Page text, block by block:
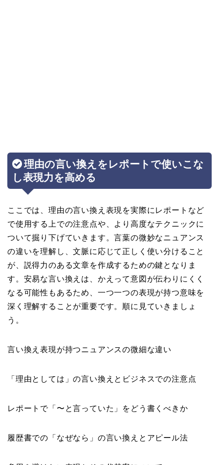
理由の言い換えをレポートで使いこな
し表現力を高める
ここでは、理由の言い換え表現を実際にレポートなど
で使用する上での注意点や、より高度なテクニックに
ついて掘り下げていきます。言葉の微妙なニュアンス
の違いを理解し、文脈に応じて正しく使い分けること
が、説得力のある文章を作成するための鍵となりま
す。安易な言い換えは、かえって意図が伝わりにくく
なる可能性もあるため、一つ一つの表現が持つ意味を
深く理解することが重要です。順に見ていきましょ
う。
言い換え表現が持つニュアンスの微細な違い
「理由としては」の言い換えとビジネスでの注意点
レポートで「〜と言っていた」をどう書くべきか
履歴書での「なぜなら」の言い換えとアピール法